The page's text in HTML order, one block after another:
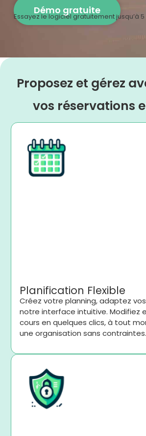
Démo gratuite
Essayez le logiciel gratuitement jusqu’à
Proposez et gérez
vos réservations
Planification Flexible
Créez votre planning, adaptez
notre interface intuitive. Modifiez
cours en quelques clics, à tout
une organisation sans contraintes.